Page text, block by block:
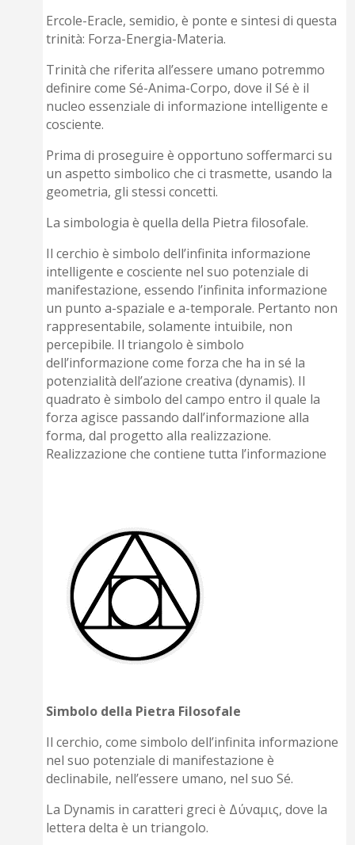
Ercole-Eracle, semidio, è ponte e sintesi di questa
trinità: Forza-Energia-Materia.
Trinità che riferita all’essere umano potremmo
definire come Sé-Anima-Corpo, dove il Sé è il
nucleo essenziale di informazione intelligente e
cosciente.
Prima di proseguire è opportuno soffermarci su
un aspetto simbolico che ci trasmette, usando la
geometria, gli stessi concetti.
La simbologia è quella della Pietra filosofale.
Il cerchio è simbolo dell’infinita informazione
intelligente e cosciente nel suo potenziale di
manifestazione, essendo l’infinita informazione
un punto a-spaziale e a-temporale. Pertanto non
rappresentabile, solamente intuibile, non
percepibile. Il triangolo è simbolo
dell’informazione come forza che ha in sé la
potenzialità dell’azione creativa (dynamis). Il
quadrato è simbolo del campo entro il quale la
forza agisce passando dall’informazione alla
forma, dal progetto alla realizzazione.
Realizzazione che contiene tutta l’informazione
Simbolo della Pietra Filosofale
Il cerchio, come simbolo dell’infinita informazione
nel suo potenziale di manifestazione è
declinabile, nell’essere umano, nel suo Sé.
La Dynamis in caratteri greci è Δύναμις, dove la
lettera delta è un triangolo.